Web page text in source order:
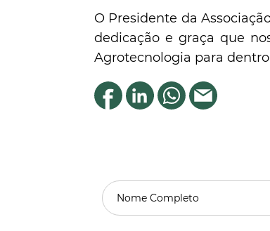
O Presidente da
dedicação e graça que
Agrotecnologia para